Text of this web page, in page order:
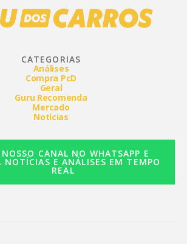
CATEGORIAS
Análises
Compra PcD
Geral
Guru Recomenda
Mercado
Notícias
CANAL NO WHATSAPP E
NOTÍCIAS E ANÁLISES EM TEMPO
REAL